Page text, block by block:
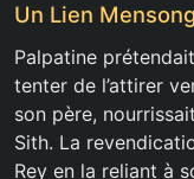
Un Lien
Palpatine
tenter de l’attirer
son père,
Sith. La
Rey en la reliant à